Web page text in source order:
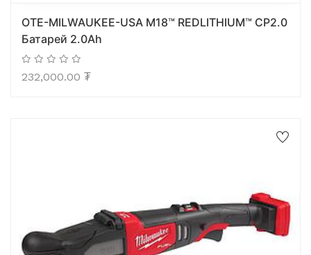
OTE-MILWAUKEE-USA M18™ REDLITHIUM™ CP2.0
Батарей 2.0Ah
232,000.00 ₮